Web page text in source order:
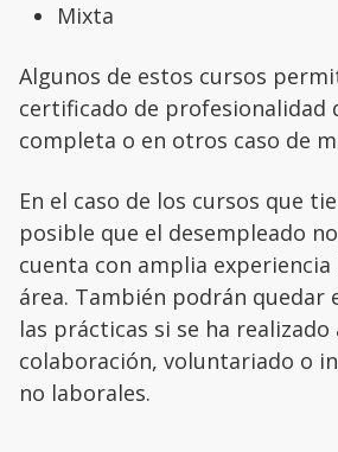
Mixta
Algunos de estos cursos
certificado de profesionalidad
completa o en otros caso de
En el caso de los cursos que
posible que el desempleado
cuenta con amplia experiencia
área. También podrán quedar
las prácticas si se ha realizado
colaboración, voluntariado o
no laborales.